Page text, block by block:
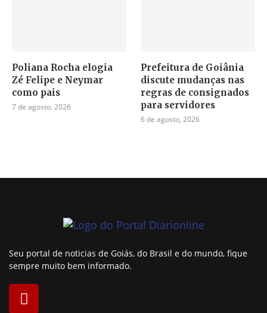
Poliana Rocha elogia
Zé Felipe e Neymar
como pais
7 de agosto, 2026
Prefeitura de Goiânia
discute mudanças nas
regras de consignados
para servidores
6 de agosto, 2026
Seu portal de noticias de Goiás, do Brasil e do mundo, fique
sempre muito bem informado.